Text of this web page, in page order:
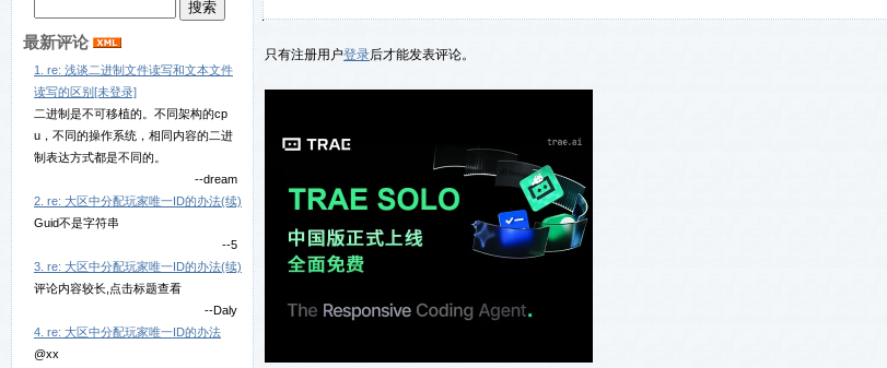
最新评论
1. re: 浅谈二进制文件读写和文本文件
读写的区别[未登录]
二进制是不可移植的。不同架构的cp
u，不同的操作系统，相同内容的二进
制表达方式都是不同的。
--dream
2. re: 大区中分配玩家唯一ID的办法(续)
Guid不是字符串
--5
3. re: 大区中分配玩家唯一ID的办法(续)
评论内容较长,点击标题查看
--Daly
4. re: 大区中分配玩家唯一ID的办法
@xx
只有注册用户登录后才能发表评论。